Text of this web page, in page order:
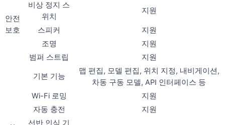
안전
보호
비상 정지 스
위치
지원
스피커
지원
조명
지원
범퍼 스트립
지원
기본 기능
맵 편집, 모델 편집, 위치 지정, 내비게이션,
차동 구동 모델, API 인터페이스 등
Wi-Fi 로밍
지원
자동 충전
지원
선반 인식 기